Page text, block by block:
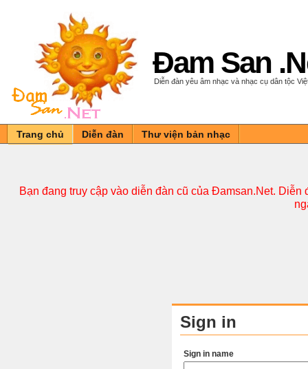
Đam San
Diễn đàn yêu âm nhạc và nhạc cụ dân tộc
Trang chủ Diễn đàn Thư viện bản nhạc
Bạn đang truy cập vào diễn đàn cũ của Đamsan.Net.
Sign in
Sign in name